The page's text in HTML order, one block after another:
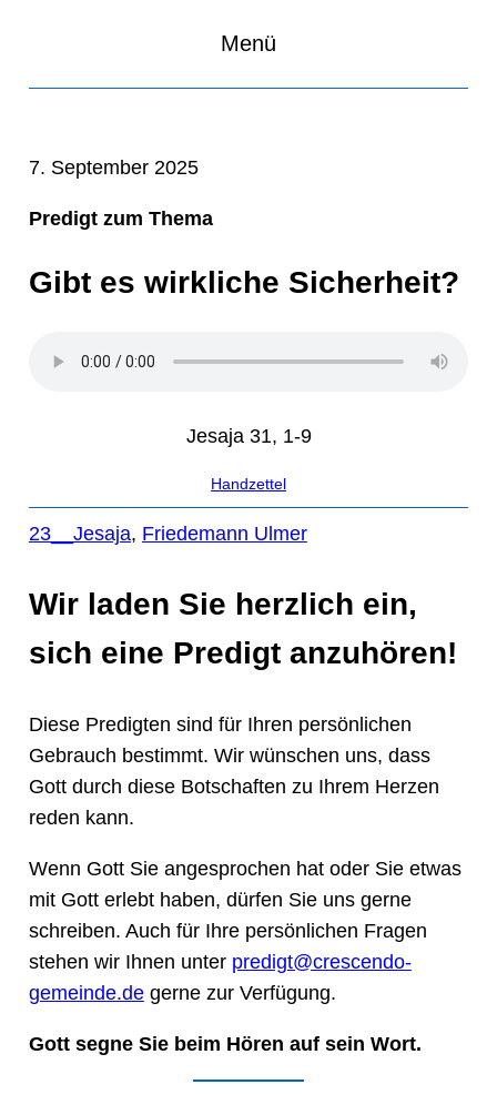
Menü
7. September 2025
Predigt zum Thema
Gibt es wirkliche Sicherheit?
Jesaja 31, 1-9
Handzettel
23__Jesaja, Friedemann Ulmer
Wir laden Sie herzlich ein,
sich eine Predigt anzuhören!
Diese Predigten sind für Ihren persönlichen
Gebrauch bestimmt. Wir wünschen uns, dass
Gott durch diese Botschaften zu Ihrem Herzen
reden kann.
Wenn Gott Sie angesprochen hat oder Sie etwas
mit Gott erlebt haben, dürfen Sie uns gerne
schreiben. Auch für Ihre persönlichen Fragen
stehen wir Ihnen unter predigt@crescendo-
gemeinde.degerne zur Verfügung.
Gott segne Sie beim Hören auf sein Wort.